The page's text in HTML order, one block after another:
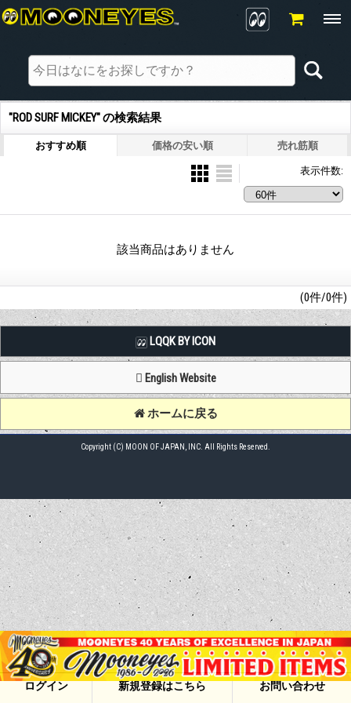
ログイン 新規登録はこちら お問い合わせ
"ROD SURF MICKEY"の検索結果
おすすめ順 価格の安い順 売れ筋順
表示件数:
該当商品はありません
(0件/0件)
LQQK BY ICON
English Website
ホームに戻る
Copyright (C) MOON OF JAPAN, INC. All Rights Reserved.